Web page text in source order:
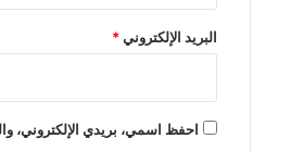
البريد الإلكتروني*
احفظ اسمي، بريدي الإلكتروني،